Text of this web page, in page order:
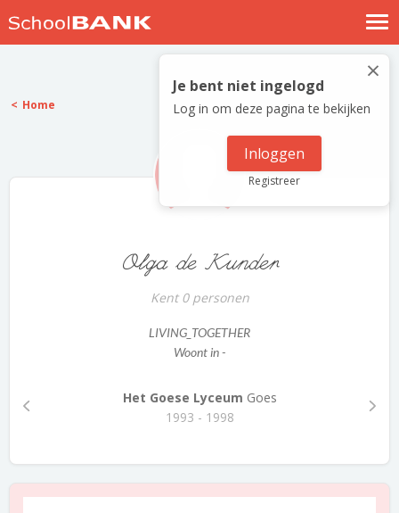
Nostalgische verhalen
Log in
Meld je gratis aan
×
Je bent niet ingelogd
Log in om deze pagina te bekijken
Inloggen
Registreer
Home
Olga de Kunder
Kent 0 personen
LIVING_TOGETHER
Woont in -
Het Goese Lyceum Goes
1993 - 1998